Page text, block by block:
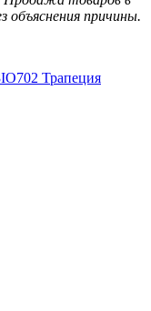
причины.
Трапеция